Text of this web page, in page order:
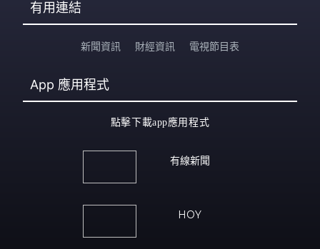
有用連結
新聞資訊 財經資訊 電視節目表
App 應用程式
點擊下載app應用程式
有線新聞
HOY